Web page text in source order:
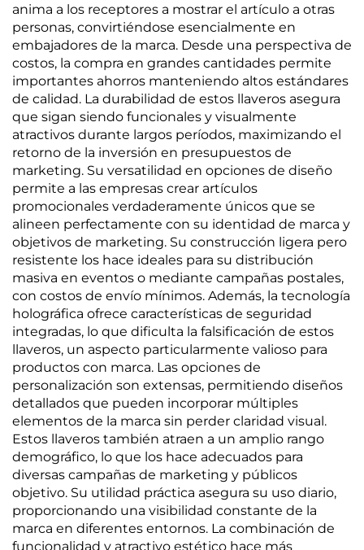
anima a los receptores a mostrar el artículo a otras
personas, convirtiéndose esencialmente en
embajadores de la marca. Desde una perspectiva de
costos, la compra en grandes cantidades permite
importantes ahorros manteniendo altos estándares
de calidad. La durabilidad de estos llaveros asegura
que sigan siendo funcionales y visualmente
atractivos durante largos períodos, maximizando el
retorno de la inversión en presupuestos de
marketing. Su versatilidad en opciones de diseño
permite a las empresas crear artículos
promocionales verdaderamente únicos que se
alineen perfectamente con su identidad de marca y
objetivos de marketing. Su construcción ligera pero
resistente los hace ideales para su distribución
masiva en eventos o mediante campañas postales,
con costos de envío mínimos. Además, la tecnología
holográfica ofrece características de seguridad
integradas, lo que dificulta la falsificación de estos
llaveros, un aspecto particularmente valioso para
productos con marca. Las opciones de
personalización son extensas, permitiendo diseños
detallados que pueden incorporar múltiples
elementos de la marca sin perder claridad visual.
Estos llaveros también atraen a un amplio rango
demográfico, lo que los hace adecuados para
diversas campañas de marketing y públicos
objetivo. Su utilidad práctica asegura su uso diario,
proporcionando una visibilidad constante de la
marca en diferentes entornos. La combinación de
funcionalidad y atractivo estético hace más